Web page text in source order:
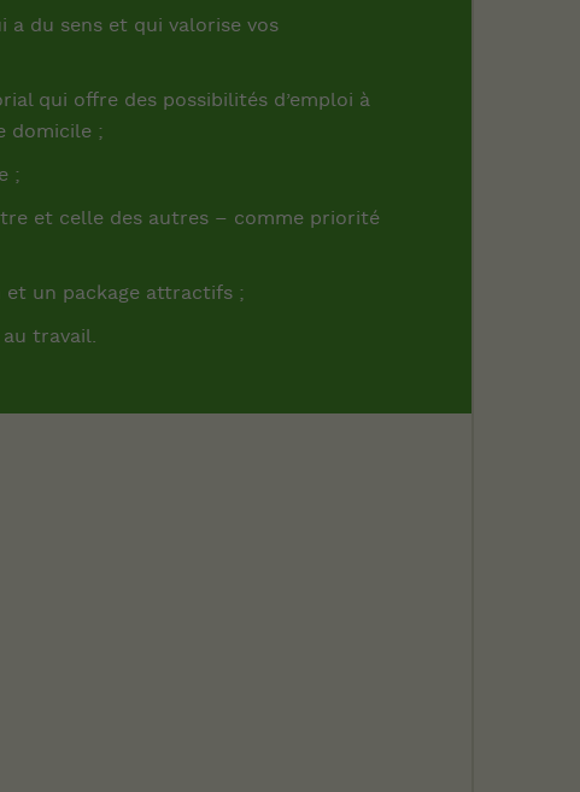
a du sens et qui valorise vos
qui offre des possibilités d’emploi à
domicile ;
;
et celle des autres – comme priorité
un package attractifs ;
travail.